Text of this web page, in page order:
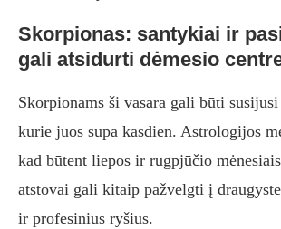
Skorpionas: santykiai ir
gali atsidurti dėmesio
Skorpionams ši vasara gali būti
kurie juos supa kasdien. Astrologijos
kad būtent liepos ir rugpjūčio
atstovai gali kitaip pažvelgti į
ir profesinius ryšius.